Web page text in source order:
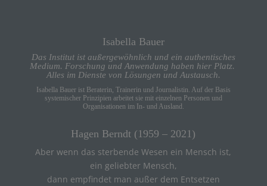
Isabella Bauer
Das Institut ist außergewöhnlich und ein authentisches
Medium. Forschung und Anwendung haben hier Platz.
Alles im Dienste von Lösungen und Austausch.
Isabella Bauer ist Beraterin, Trainerin und Journalistin. Auf der Basis
systemischer Prinzipien arbeitet sie mit einzelnen Personen und
Organisationen im In- und Ausland.
Hagen Berndt (1959 – 2021)
Aber wenn das sterbende Wesen ein Mensch ist,
ein geliebter Mensch,
dann empfindet man außer dem Entsetzen